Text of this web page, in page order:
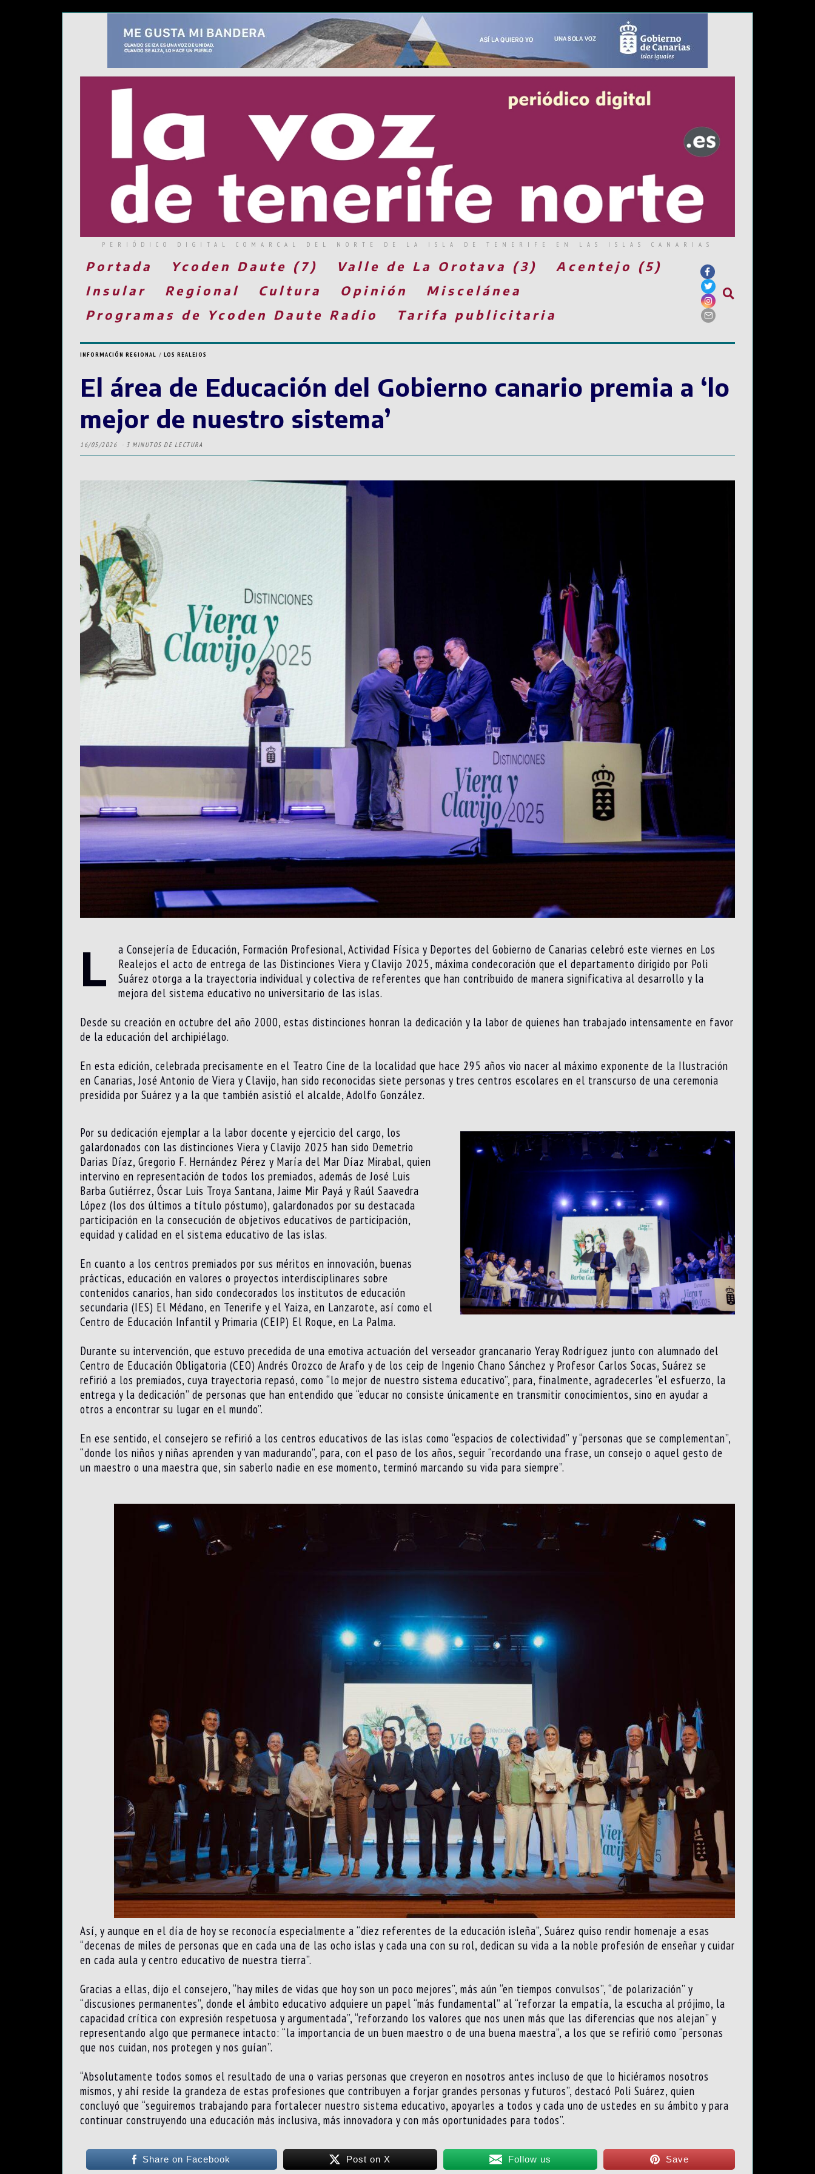
PERIÓDICO DIGITAL COMARCAL DEL NORTE DE LA ISLA DE TENERIFE EN LAS ISLAS CANARIAS
Portada Ycoden Daute (7) Valle de La Orotava (3)
Acentejo (5)
Insular
Regional Cultura Opinión
Miscelánea
Programas de Ycoden Daute Radio
Tarifa publicitaria
INFORMACIÓN REGIONAL / LOS REALEJOS
El área de Educación del Gobierno canario premia a ‘lo
mejor de nuestro sistema’
16/05/2026 3 MINUTOS DE LECTURA
L
a Consejería de Educación, Formación Profesional, Actividad Física y Deportes del Gobierno de Canarias celebró este viernes en Los
Realejos el acto de entrega de las Distinciones Viera y Clavijo 2025, máxima condecoración que el departamento dirigido por Poli
Suárez otorga a la trayectoria individual y colectiva de referentes que han contribuido de manera significativa al desarrollo y la
mejora del sistema educativo no universitario de las islas.
Desde su creación en octubre del año 2000, estas distinciones honran la dedicación y la labor de quienes han trabajado intensamente en favor
de la educación del archipiélago.
En esta edición, celebrada precisamente en el Teatro Cine de la localidad que hace 295 años vio nacer al máximo exponente de la Ilustración
en Canarias, José Antonio de Viera y Clavijo, han sido reconocidas siete personas y tres centros escolares en el transcurso de una ceremonia
presidida por Suárez y a la que también asistió el alcalde, Adolfo González.
Por su dedicación ejemplar a la labor docente y ejercicio del cargo, los
galardonados con las distinciones Viera y Clavijo 2025 han sido Demetrio
Darias Díaz, Gregorio F. Hernández Pérez y María del Mar Díaz Mirabal, quien
intervino en representación de todos los premiados, además de José Luis
Barba Gutiérrez, Óscar Luis Troya Santana, Jaime Mir Payá y Raúl Saavedra
López (los dos últimos a título póstumo), galardonados por su destacada
participación en la consecución de objetivos educativos de participación,
equidad y calidad en el sistema educativo de las islas.
En cuanto a los centros premiados por sus méritos en innovación, buenas
prácticas, educación en valores o proyectos interdisciplinares sobre
contenidos canarios, han sido condecorados los institutos de educación
secundaria (IES) El Médano, en Tenerife y el Yaiza, en Lanzarote, así como el
Centro de Educación Infantil y Primaria (CEIP) El Roque, en La Palma.
Durante su intervención, que estuvo precedida de una emotiva actuación del verseador grancanario Yeray Rodríguez junto con alumnado del
Centro de Educación Obligatoria (CEO) Andrés Orozco de Arafo y de los ceip de Ingenio Chano Sánchez y Profesor Carlos Socas, Suárez se
refirió a los premiados, cuya trayectoria repasó, como “lo mejor de nuestro sistema educativo”, para, finalmente, agradecerles “el esfuerzo, la
entrega y la dedicación” de personas que han entendido que “educar no consiste únicamente en transmitir conocimientos, sino en ayudar a
otros a encontrar su lugar en el mundo”.
En ese sentido, el consejero se refirió a los centros educativos de las islas como “espacios de colectividad” y “personas que se complementan”,
“donde los niños y niñas aprenden y van madurando”, para, con el paso de los años, seguir “recordando una frase, un consejo o aquel gesto de
un maestro o una maestra que, sin saberlo nadie en ese momento, terminó marcando su vida para siempre”.
Así, y aunque en el día de hoy se reconocía especialmente a “diez referentes de la educación isleña”, Suárez quiso rendir homenaje a esas
“decenas de miles de personas que en cada una de las ocho islas y cada una con su rol, dedican su vida a la noble profesión de enseñar y cuidar
en cada aula y centro educativo de nuestra tierra”.
Gracias a ellas, dijo el consejero, “hay miles de vidas que hoy son un poco mejores”, más aún “en tiempos convulsos”, “de polarización” y
“discusiones permanentes”, donde el ámbito educativo adquiere un papel “más fundamental” al “reforzar la empatía, la escucha al prójimo, la
capacidad crítica con expresión respetuosa y argumentada”, “reforzando los valores que nos unen más que las diferencias que nos alejan” y
representando algo que permanece intacto: “la importancia de un buen maestro o de una buena maestra”, a los que se refirió como “personas
que nos cuidan, nos protegen y nos guían”.
“Absolutamente todos somos el resultado de una o varias personas que creyeron en nosotros antes incluso de que lo hiciéramos nosotros
mismos, y ahí reside la grandeza de estas profesiones que contribuyen a forjar grandes personas y futuros”, destacó Poli Suárez, quien
concluyó que “seguiremos trabajando para fortalecer nuestro sistema educativo, apoyarles a todos y cada uno de ustedes en su ámbito y para
continuar construyendo una educación más inclusiva, más innovadora y con más oportunidades para todos”.
Share on Facebook Post on X Follow us Save